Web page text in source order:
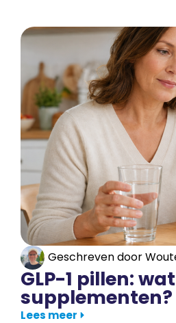
Geschreven door
GLP-1 pillen:
supplementen?
Lees meer